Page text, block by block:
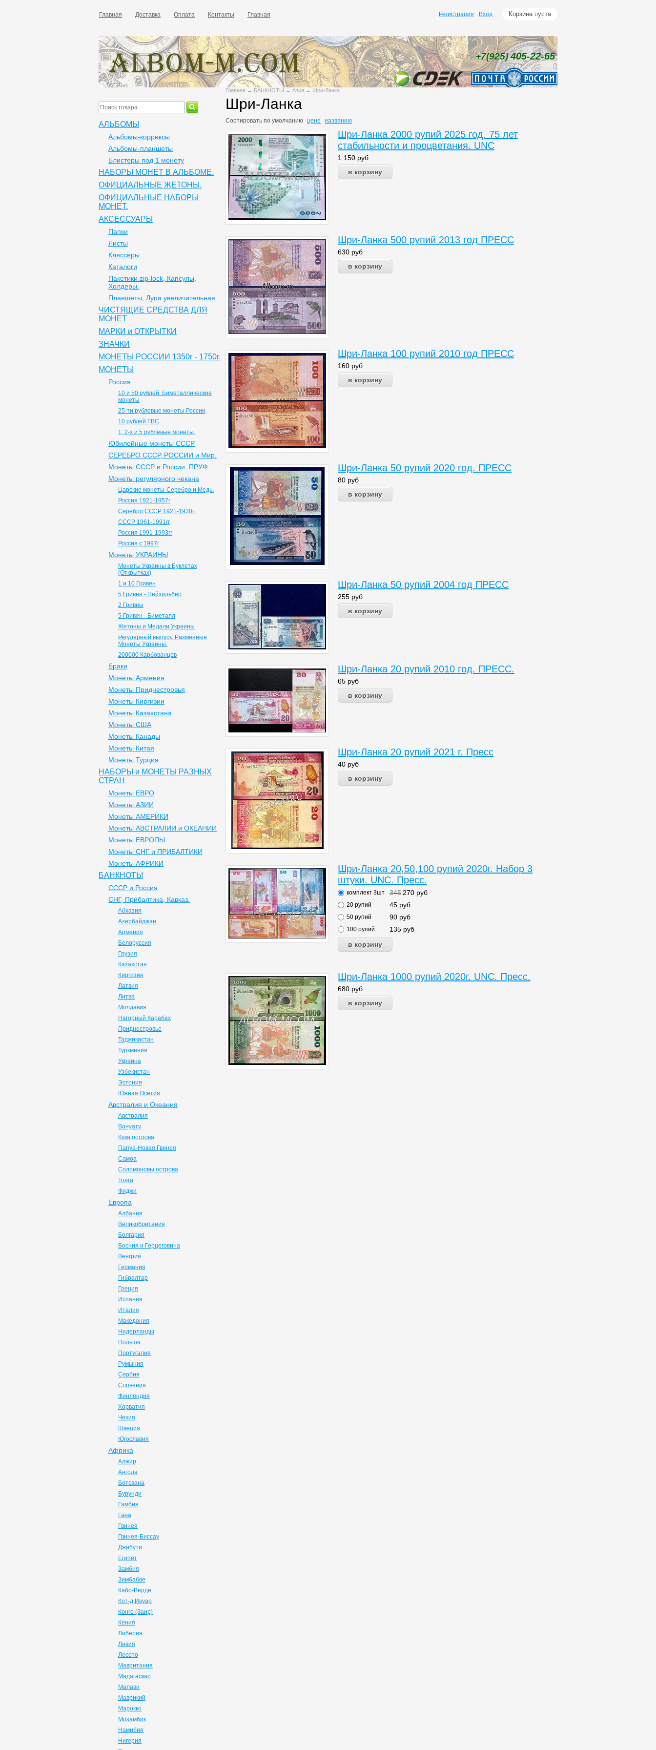
Главная Доставка Оплата Контакты Главная Корзина пуста
Регистрация Вход
+7(925)405-22-65
Главная → БАНКНОТЫ → Азия → Шри-Ланка
Шри-Ланка
Сортировать по умолчанию цене названию
Шри-Ланка 2000 рупий 2025 год. 75 лет
стабильности и процветания. UNC
1 150 руб
Шри-Ланка 500 рупий 2013 год ПРЕСС
630 руб
Шри-Ланка 100 рупий 2010 год ПРЕСС
160 руб
Шри-Ланка 50 рупий 2020 год. ПРЕСС
80 руб
Шри-Ланка 50 рупий 2004 год ПРЕСС
255 руб
Шри-Ланка 20 рупий 2010 год. ПРЕСС.
65 руб
Шри-Ланка 20 рупий 2021 г. Пресс
40 руб
Шри-Ланка 20,50,100 рупий 2020г. Набор 3
штуки. UNC. Пресс.
комплект 3шт 345 270 руб
20 рупий 45 руб
50 рупий 90 руб
100 рупий 135 руб
Шри-Ланка 1000 рупий 2020г. UNC. Пресс.
680 руб
АЛЬБОМЫ
Альбомы-коррексы
Альбомы-планшеты
Блистеры под 1 монету
НАБОРЫ МОНЕТ В АЛЬБОМЕ.
ОФИЦИАЛЬНЫЕ ЖЕТОНЫ.
ОФИЦИАЛЬНЫЕ НАБОРЫ
МОНЕТ.
АКСЕССУАРЫ
Папки
Листы
Кляссеры
Каталоги
Пакетики zip-lock, Капсулы,
Холдеры.
Планшеты, Лупа увеличительная.
ЧИСТЯЩИЕ СРЕДСТВА ДЛЯ
МОНЕТ
МАРКИ и ОТКРЫТКИ
ЗНАЧКИ
МОНЕТЫ РОССИИ 1350г - 1750г.
МОНЕТЫ
Россия
10 и 50 рублей. Биметаллические
монеты
25-ти рублевые монеты России
10 рублей ГВС
1, 2-х и 5 рублевые монеты.
Юбилейные монеты СССР
СЕРЕБРО СССР, РОССИИ и Мир.
Монеты СССР и России. ПРУФ.
Монеты регулярного чекана
Царские монеты-Серебро и Медь.
Россия 1921-1957г
Серебро СССР 1921-1930гг
СССР 1961-1991гг
Россия 1991-1993гг
Россия с 1997г
Монеты УКРАИНЫ
Монеты Украины в Буклетах
(Открытках)
1 и 10 Гривен
5 Гривен - Нейзильбер
2 Гривны
5 Гривен - Биметалл
Жетоны и Медали Украины
Регулярный выпуск. Разменные
Монеты Украины.
200000 Карбованцев
Браки
Монеты Армения
Монеты Приднестровья
Монеты Киргизии
Монеты Казахстана
Монеты США
Монеты Канады
Монеты Китая
Монеты Турция
НАБОРЫ и МОНЕТЫ РАЗНЫХ
СТРАН
Монеты ЕВРО
Монеты АЗИИ
Монеты АМЕРИКИ
Монеты АВСТРАЛИИ и ОКЕАНИИ
Монеты ЕВРОПЫ
Монеты СНГ и ПРИБАЛТИКИ
Монеты АФРИКИ
БАНКНОТЫ
СССР и Россия
СНГ, Прибалтика, Кавказ.
Абхазия
Азербайджан
Армения
Белоруссия
Грузия
Казахстан
Киргизия
Латвия
Литва
Молдавия
Нагорный Карабах
Приднестровье
Таджикистан
Туркмения
Украина
Узбекистан
Эстония
Южная Осетия
Австралия и Океания
Австралия
Вануату
Кука острова
Папуа-Новая Гвинея
Самоа
Соломоновы острова
Тонга
Фиджи
Европа
Албания
Великобритания
Болгария
Босния и Герцеговина
Венгрия
Германия
Гибралтар
Греция
Испания
Италия
Македония
Нидерланды
Польша
Португалия
Румыния
Сербия
Словения
Финляндия
Хорватия
Чехия
Швеция
Югославия
Африка
Алжир
Ангола
Ботсвана
Бурунди
Гамбия
Гана
Гвинея
Гвинея-Биссау
Джибути
Египет
Замбия
Зимбабве
Кабо-Верде
Кот-д’Ивуар
Конго (Заир)
Кения
Либерия
Ливия
Лесото
Мавритания
Мадагаскар
Малави
Маврикий
Марокко
Мозамбик
Намибия
Нигерия